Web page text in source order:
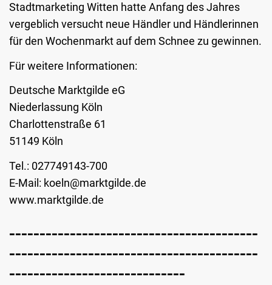
Stadtmarketing Witten hatte Anfang des Jahres
vergeblich versucht neue Händler und Händlerinnen
für den Wochenmarkt auf dem Schnee zu gewinnen.
Für weitere Informationen:
Deutsche Marktgilde eG
Niederlassung Köln
Charlottenstraße 61
51149 Köln
Tel.: 027749143-700
E-Mail: koeln@marktgilde.de
www.marktgilde.de
-----------------------------------------
-----------------------------------------
-----------------------------